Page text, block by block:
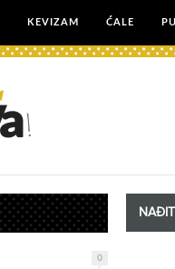
KEVIZAM ĆALE
0